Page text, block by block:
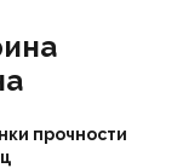
прочности